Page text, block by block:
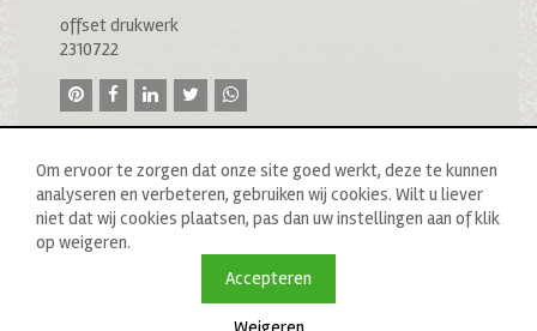
offset drukwerk
2310722
© 2020 drukkerij raddraaier b.v., van ostadestraat 233b, 1073
tn amsterdam, t: 020 673 05 78, f: 020 676 71 00,
info@raddraaierssp.nl
Om ervoor te zorgen dat onze site goed werkt, deze te kunnen
analyseren en verbeteren, gebruiken wij cookies. Wilt u liever
niet dat wij cookies plaatsen, pas dan uw instellingen aan of klik
op weigeren.
Accepteren